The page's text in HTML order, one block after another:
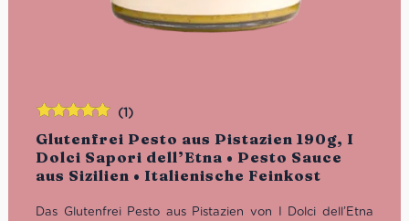
Glutenfrei Pesto aus Pistazien 190g, I
Dolci Sapori dell’Etna • Pesto Sauce
aus Sizilien • Italienische Feinkost
(1)
Das Glutenfrei Pesto aus Pistazien von I Dolci dell’Etna
Bewertet
mit5.00von
5